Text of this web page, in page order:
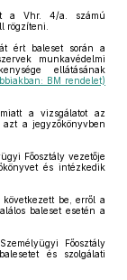
a Vhr. 4/a. számú
rögzíteni.
ért baleset során a
munkavédelmi
ellátásának
BM rendelet)
a vizsgálatot az
a jegyzőkönyvben
Főosztály vezetője
és intézkedik
be, erről a
baleset esetén a
Főosztály
és szolgálati